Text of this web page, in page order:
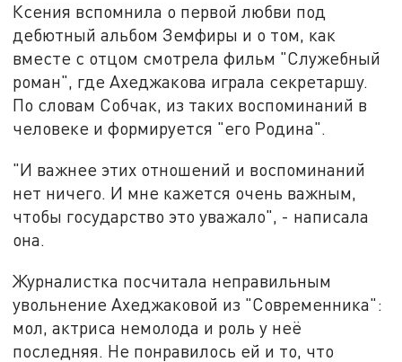
Ксения вспомнила о первой любви под
дебютный альбом Земфиры и о том, как
вместе с отцом смотрела фильм "Служебный
роман", где Ахеджакова играла секретаршу.
По словам Собчак, из таких воспоминаний в
человеке и формируется "его Родина".
"И важнее этих отношений и воспоминаний
нет ничего. И мне кажется очень важным,
чтобы государство это уважало", - написала
она.
Журналистка посчитала неправильным
увольнение Ахеджаковой из "Современника":
мол, актриса немолода и роль у неё
последняя. Не понравилось ей и то, что